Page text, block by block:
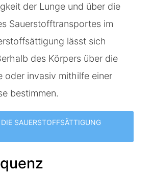
der Lunge und über die
Sauerstofftransportes im
lässt sich
des Körpers über die
oder invasiv mithilfe einer
bestimmen.
SAUERSTOFFSÄTTIGUNG